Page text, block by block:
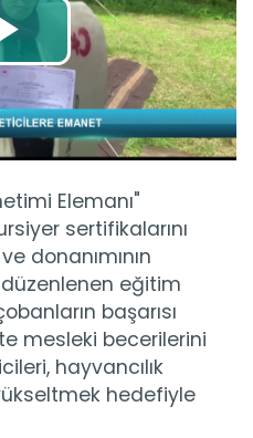
Elemanı"
sertifikalarını
donanımının
düzenlenen eğitim
başarısı
mesleki becerilerini
hayvancılık
hedefiyle